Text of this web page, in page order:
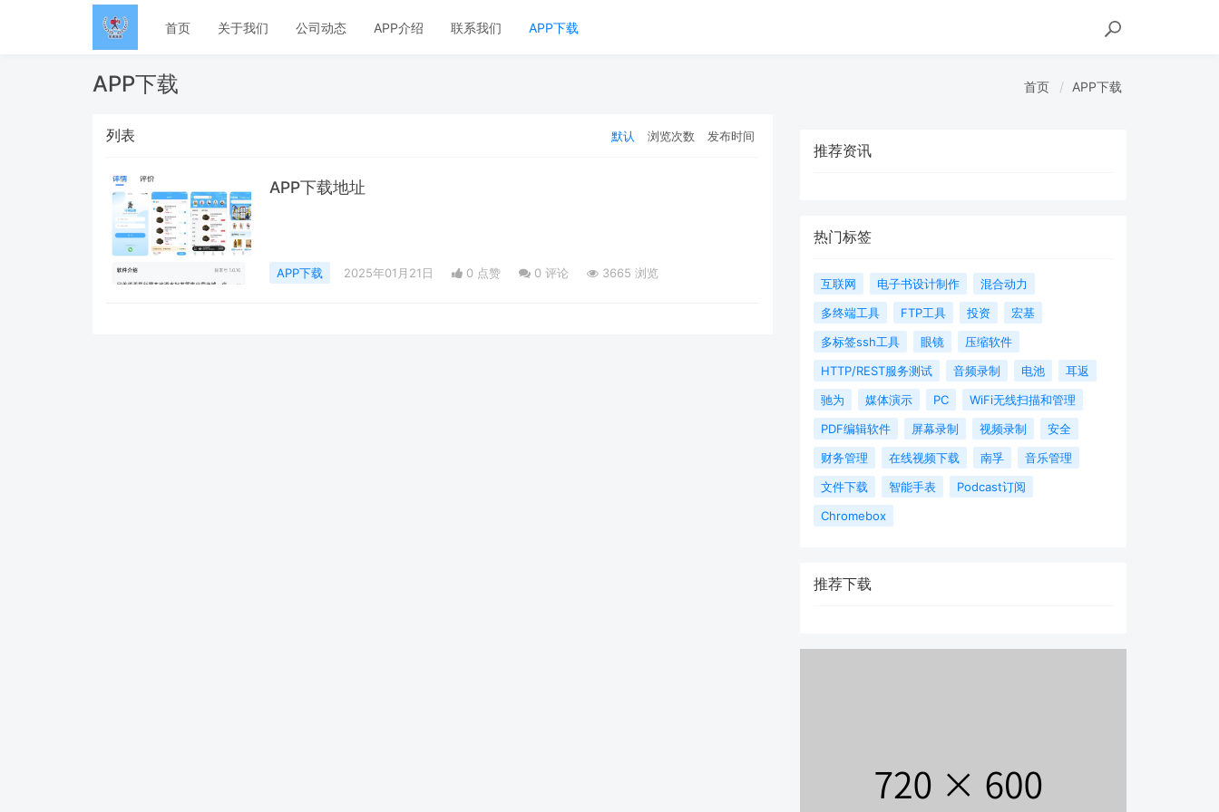
首页 关于我们 公司动态 APP介绍 联系我们 APP下载
APP下载 首页 APP下载
列表 默认 浏览次数 发布时间
APP下载地址
APP下载 2025年01月21日 0 点赞 0 评论 3665 浏览
推荐资讯
热门标签
互联网 电子书设计制作
混合动力
多终端工具
FTP工具 投资
宏基
多标签ssh工具
眼镜
压缩软件
HTTP/REST服务测试
音频录制 电池
耳返
驰为
媒体演示 PC
WiFi无线扫描和管理
PDF编辑软件
屏幕录制 视频录制
安全
财务管理
在线视频下载 南孚
音乐管理
文件下载
智能手表
Podcast订阅
Chromebox
推荐下载